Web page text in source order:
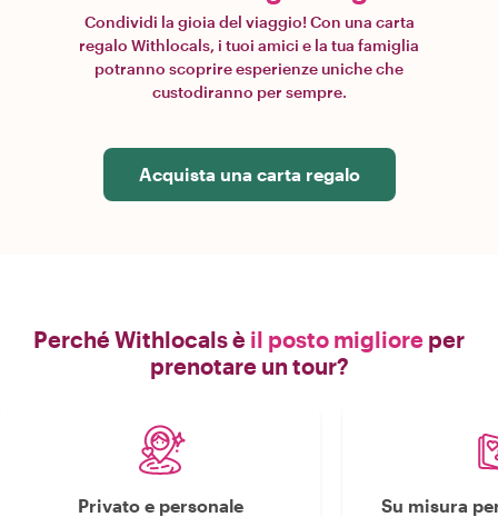
Condividi la gioia del viaggio! Con una carta
regalo Withlocals, i tuoi amici e la tua famiglia
potranno scoprire esperienze uniche che
custodiranno per sempre.
Acquista una carta regalo
Perché Withlocals è il posto migliore per
prenotare un tour?
Privato e personale Su misura